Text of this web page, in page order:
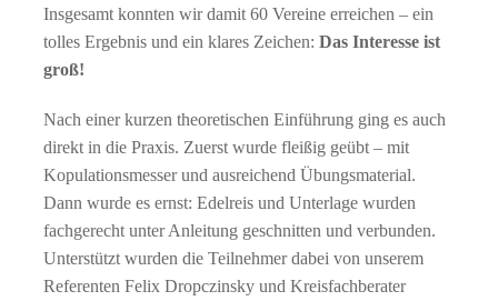
Insgesamt konnten wir damit 60 Vereine erreichen – ein
tolles Ergebnis und ein klares Zeichen: Das Interesse ist
groß!
Nach einer kurzen theoretischen Einführung ging es auch
direkt in die Praxis. Zuerst wurde fleißig geübt – mit
Kopulationsmesser und ausreichend Übungsmaterial.
Dann wurde es ernst: Edelreis und Unterlage wurden
fachgerecht unter Anleitung geschnitten und verbunden.
Unterstützt wurden die Teilnehmer dabei von unserem
Referenten Felix Dropczinsky und Kreisfachberater